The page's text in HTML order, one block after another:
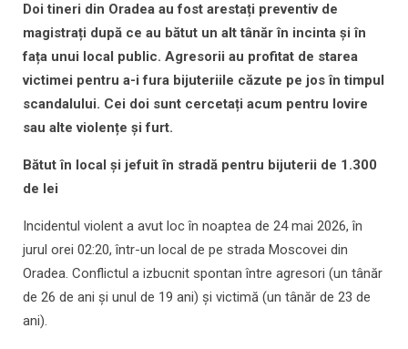
Doi tineri din Oradea au fost arestați preventiv de
magistrați după ce au bătut un alt tânăr în incinta și în
fața unui local public. Agresorii au profitat de starea
victimei pentru a-i fura bijuteriile căzute pe jos în timpul
scandalului. Cei doi sunt cercetați acum pentru lovire
sau alte violențe și furt.
Bătut în local și jefuit în stradă pentru bijuterii de 1.300
de lei
Incidentul violent a avut loc în noaptea de 24 mai 2026, în
jurul orei 02:20, într-un local de pe strada Moscovei din
Oradea. Conflictul a izbucnit spontan între agresori (un tânăr
de 26 de ani și unul de 19 ani) și victimă (un tânăr de 23 de
ani).